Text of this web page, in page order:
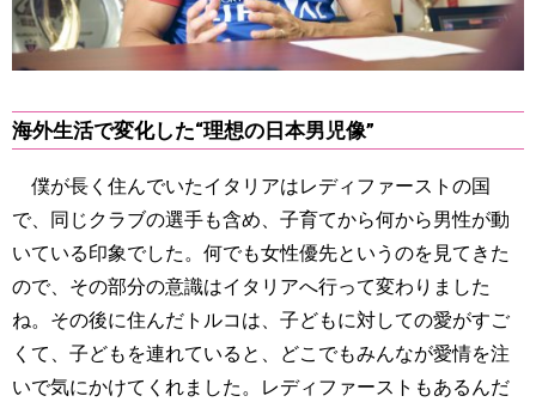
海外生活で変化した“理想の日本男児像”
僕が長く住んでいたイタリアはレディファーストの国
で、同じクラブの選手も含め、子育てから何から男性が動
いている印象でした。何でも女性優先というのを見てきた
ので、その部分の意識はイタリアへ行って変わりました
ね。その後に住んだトルコは、子どもに対しての愛がすご
くて、子どもを連れていると、どこでもみんなが愛情を注
いで気にかけてくれました。レディファーストもあるんだ